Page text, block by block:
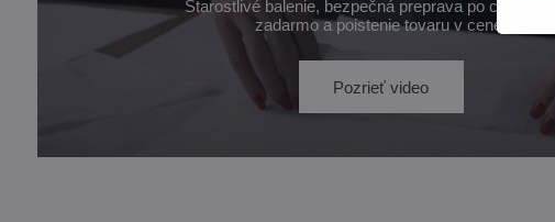
Starostlivé balenie, bezpečná preprava po celej
zadarmo a poistenie tovaru v cene.
Pozrieť video